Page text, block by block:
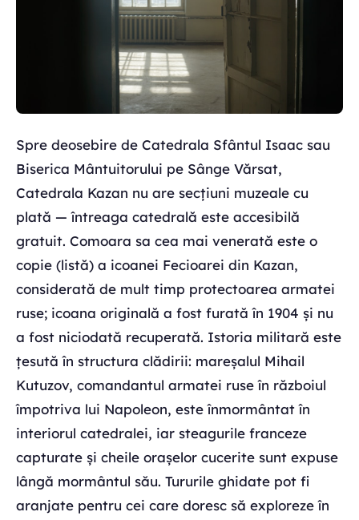
Spre deosebire de Catedrala Sfântul Isaac sau
Biserica Mântuitorului pe Sânge Vărsat,
Catedrala Kazan nu are secțiuni muzeale cu
plată — întreaga catedrală este accesibilă
gratuit. Comoara sa cea mai venerată este o
copie (listă) a icoanei Fecioarei din Kazan,
considerată de mult timp protectoarea armatei
ruse; icoana originală a fost furată în 1904 și nu
a fost niciodată recuperată. Istoria militară este
țesută în structura clădirii: mareșalul Mihail
Kutuzov, comandantul armatei ruse în războiul
împotriva lui Napoleon, este înmormântat în
interiorul catedralei, iar steagurile franceze
capturate și cheile orașelor cucerite sunt expuse
lângă mormântul său. Tururile ghidate pot fi
aranjate pentru cei care doresc să exploreze în